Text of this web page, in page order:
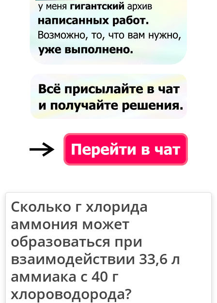
Сколько г хлорида
аммония может
образоваться при
взаимодействии 33,6 л
аммиака с 40 г
хлороводорода?